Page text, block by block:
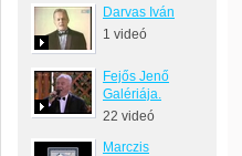
Darvas Iván
1 videó
Fejős Jenő
Galériája.
22 videó
Marczis